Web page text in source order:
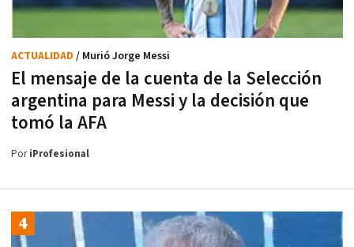
El mensaje de la cuenta de la Selección
argentina para Messi y la decisión que
tomó la AFA
ACTUALIDAD / Murió Jorge Messi
PoriProfesional